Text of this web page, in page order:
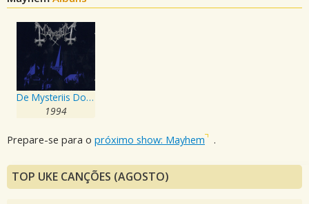
De Mysteriis Dom Sathanas
1994
Prepare-se para o próximo show: Mayhem .
TOP UKE CANÇÕES (AGOSTO)